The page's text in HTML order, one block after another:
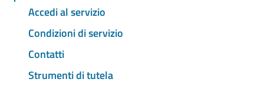
Accedi al servizio
Condizioni di servizio
Contatti
Strumenti di tutela